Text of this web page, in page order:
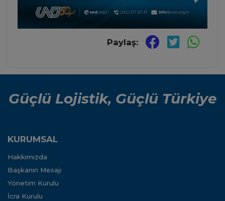
Paylaş:
Güçlü Lojistik, Güçlü Türkiye
KURUMSAL
Hakkımızda
Başkanın Mesajı
Yönetim Kurulu
İcra Kurulu